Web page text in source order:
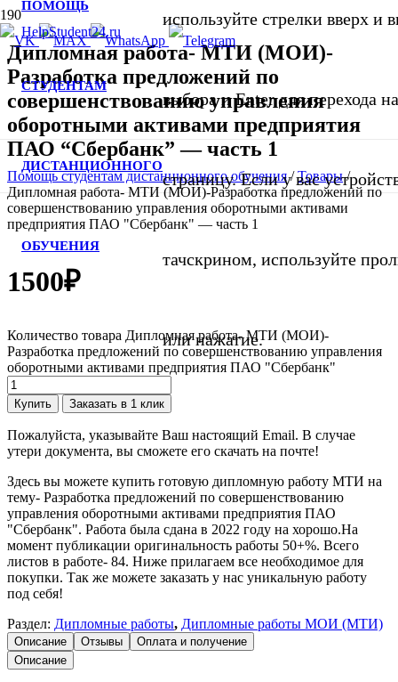
ПОМОЩЬ
СТУДЕНТАМ
ДИСТАНЦИОННОГО
ОБУЧЕНИЯ
используйте стрелки вверх и
выбора и Enter для перехода
страницу. Если у вас
тачскрином, используйте
или нажатие.
Дипломная работа- МТИ (МОИ)-
Разработка предложений по
совершенствованию управления
оборотными активами предприятия
ПАО “Сбербанк” — часть 1
Помощь студентам дистанционного обучения/Товары/
Дипломная работа- МТИ (МОИ)-Разработка предложений по
совершенствованию управления оборотными активами
предприятия ПАО "Сбербанк" — часть 1
1500₽
Количество товара Дипломная работа- МТИ (МОИ)-
Разработка предложений по совершенствованию управления
оборотными активами предприятия ПАО "Сбербанк"
Купить Заказать в 1 клик
Пожалуйста, указывайте Ваш настоящий Email. В случае
утери документа, вы сможете его скачать на почте!
Здесь вы можете купить готовую дипломную работу МТИ на
тему- Разработка предложений по совершенствованию
управления оборотными активами предприятия ПАО
"Сбербанк". Работа была сдана в 2022 году на хорошо.На
момент публикации оригинальность работы 50+%. Всего
листов в работе- 84. Ниже прилагаем все необходимое для
покупки. Так же можете заказать у нас уникальную работу
под себя!
Раздел: Дипломные работы, Дипломные работы МОИ (МТИ)
Описание Отзывы
Оплата и получение
Описание